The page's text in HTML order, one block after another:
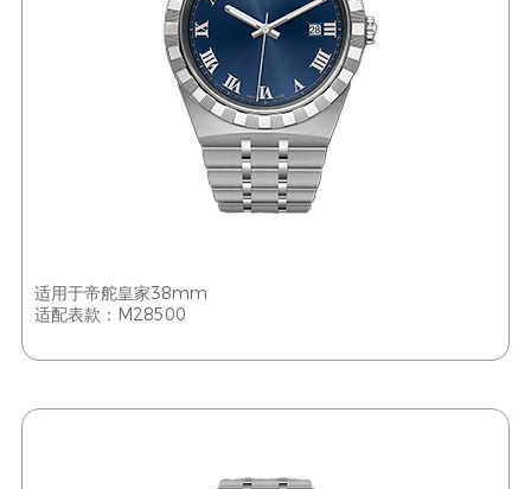
适用于帝舵皇家38mm
适配表款：M28500